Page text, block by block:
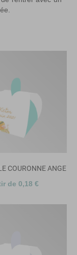
COURONNE ANGE
de 0,18 €